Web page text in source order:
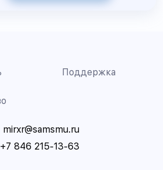
Поддержка
mirxr@samsmu.ru
+7 846 215-13-63